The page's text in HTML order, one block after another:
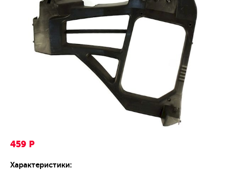
459 Р
Характеристики: